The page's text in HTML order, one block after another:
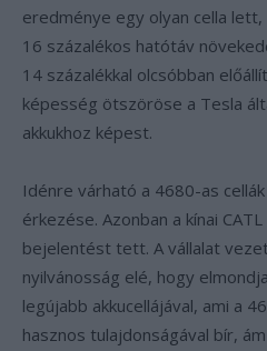
eredménye egy olyan cella
16 százalékos hatótáv
14 százalékkal olcsóbban
képesség ötszöröse a Tesla
akkukhoz képest.
Idénre várható a 4680-as
érkezése. Azonban a kínai
bejelentést tett. A vállalat
nyilvánosság elé, hogy
legújabb akkucellájával, ami a
hasznos tulajdonságával bír,